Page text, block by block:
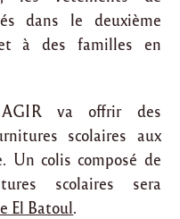
dans le deuxième
à des familles en
AGIR va offrir des
scolaires aux
Un colis composé de
scolaires sera
El Batoul.